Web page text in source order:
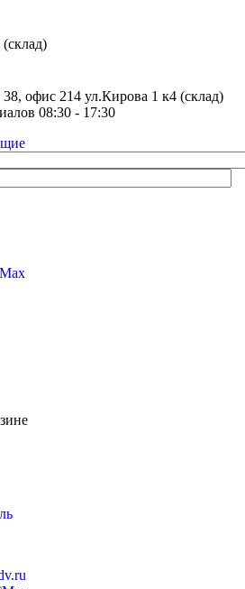
офис 214 ул.Кирова 1 к4 (склад)
08:30 - 17:30